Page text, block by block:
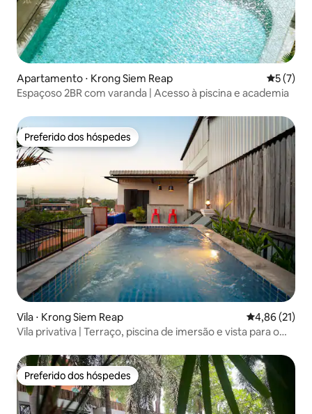
Apartamento ⋅ Krong Siem Reap 5 de
5 (7)
Espaçoso 2BR com varanda | Acesso à piscina e academia
Preferido dos hóspedes
Preferido dos hóspedes
Vila ⋅ Krong Siem Reap 4,86 de uma
4,86 (21)
Vila privativa | Terraço, piscina de imersão e vista para o
Preferido dos hóspedes
Preferido dos hóspedes